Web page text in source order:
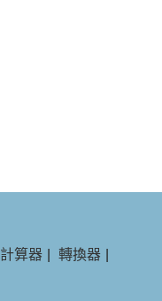
計算器 轉換器